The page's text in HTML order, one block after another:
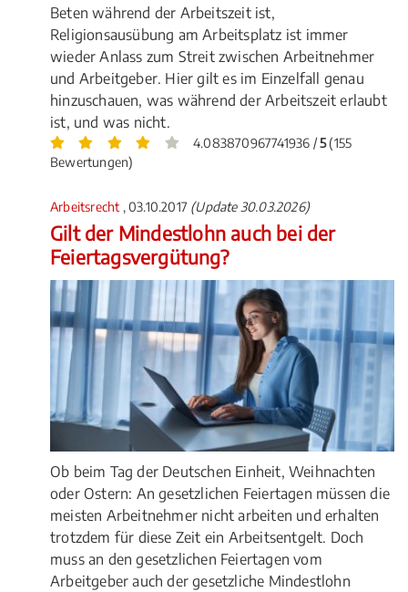
Beten während der Arbeitszeit ist,
Religionsausübung am Arbeitsplatz ist immer
wieder Anlass zum Streit zwischen Arbeitnehmer
und Arbeitgeber. Hier gilt es im Einzelfall genau
hinzuschauen, was während der Arbeitszeit erlaubt
ist, und was nicht.
4.083870967741936 /5(155
Bewertungen)
Arbeitsrecht , 03.10.2017 (Update 30.03.2026)
Gilt der Mindestlohn auch bei der
Feiertagsvergütung?
Ob beim Tag der Deutschen Einheit, Weihnachten
oder Ostern: An gesetzlichen Feiertagen müssen die
meisten Arbeitnehmer nicht arbeiten und erhalten
trotzdem für diese Zeit ein Arbeitsentgelt. Doch
muss an den gesetzlichen Feiertagen vom
Arbeitgeber auch der gesetzliche Mindestlohn